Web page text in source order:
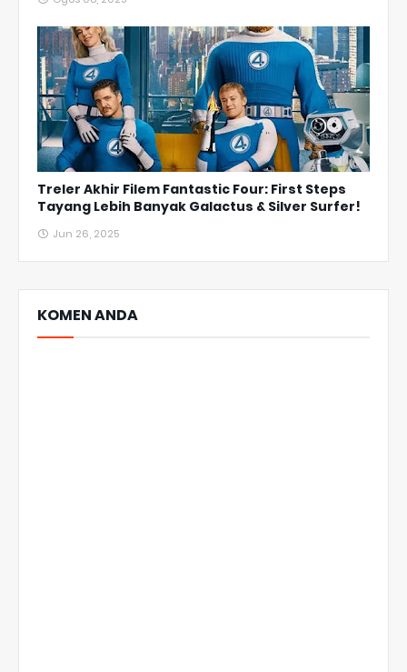
Treler Akhir Filem Fantastic Four: First Steps
Tayang Lebih Banyak Galactus & Silver Surfer!
Jun 26, 2025
KOMEN ANDA